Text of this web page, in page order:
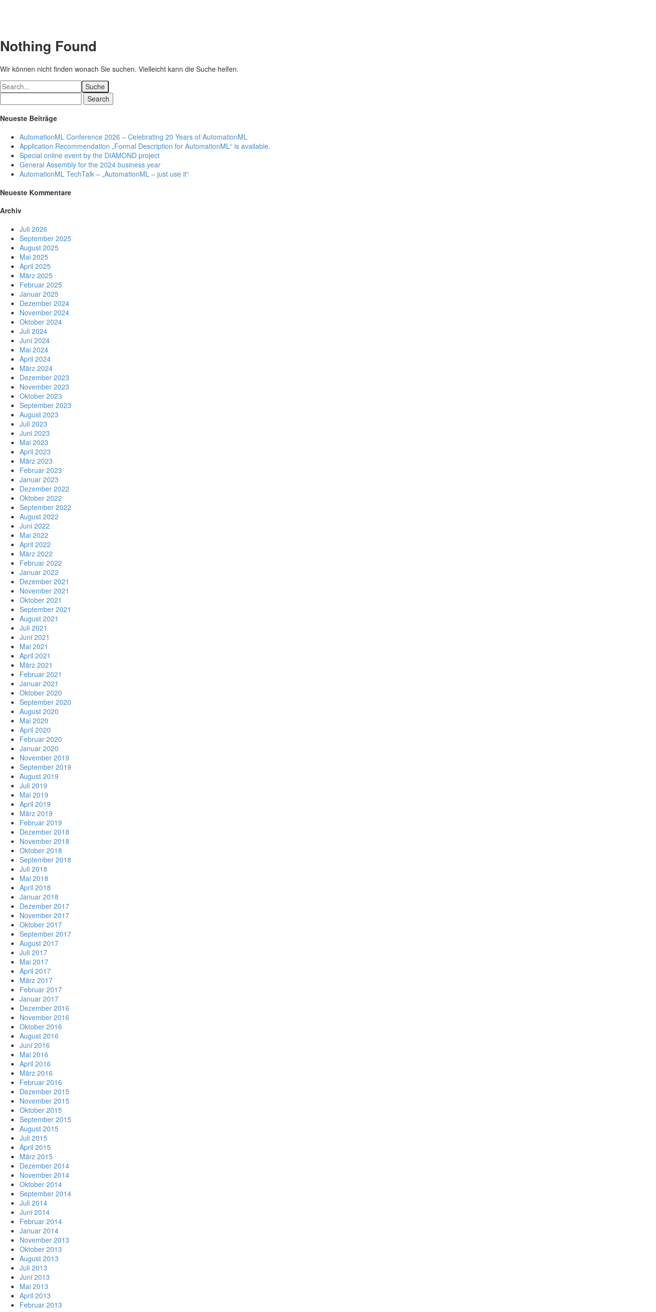
Nothing Found
Wir können nicht finden wonach Sie suchen. Vielleicht kann die Suche helfen.
Suche
Search
Neueste Beiträge
AutomationML Conference 2026 – Celebrating 20 Years of AutomationML
Application Recommendation „Formal Description for AutomationML“ is available.
Special online event by the DIAMOND project
General Assembly for the 2024 business year
AutomationML TechTalk – „AutomationML – just use it“
Neueste Kommentare
Archiv
Juli 2026
September 2025
August 2025
Mai 2025
April 2025
März 2025
Februar 2025
Januar 2025
Dezember 2024
November 2024
Oktober 2024
Juli 2024
Juni 2024
Mai 2024
April 2024
März 2024
Dezember 2023
November 2023
Oktober 2023
September 2023
August 2023
Juli 2023
Juni 2023
Mai 2023
April 2023
März 2023
Februar 2023
Januar 2023
Dezember 2022
Oktober 2022
September 2022
August 2022
Juni 2022
Mai 2022
April 2022
März 2022
Februar 2022
Januar 2022
Dezember 2021
November 2021
Oktober 2021
September 2021
August 2021
Juli 2021
Juni 2021
Mai 2021
April 2021
März 2021
Februar 2021
Januar 2021
Oktober 2020
September 2020
August 2020
Mai 2020
April 2020
Februar 2020
Januar 2020
November 2019
September 2019
August 2019
Juli 2019
Mai 2019
April 2019
März 2019
Februar 2019
Dezember 2018
November 2018
Oktober 2018
September 2018
Juli 2018
Mai 2018
April 2018
Januar 2018
Dezember 2017
November 2017
Oktober 2017
September 2017
August 2017
Juli 2017
Mai 2017
April 2017
März 2017
Februar 2017
Januar 2017
Dezember 2016
November 2016
Oktober 2016
August 2016
Juni 2016
Mai 2016
April 2016
März 2016
Februar 2016
Dezember 2015
November 2015
Oktober 2015
September 2015
August 2015
Juli 2015
April 2015
März 2015
Dezember 2014
November 2014
Oktober 2014
September 2014
Juli 2014
Juni 2014
Februar 2014
Januar 2014
November 2013
Oktober 2013
August 2013
Juli 2013
Juni 2013
Mai 2013
April 2013
Februar 2013